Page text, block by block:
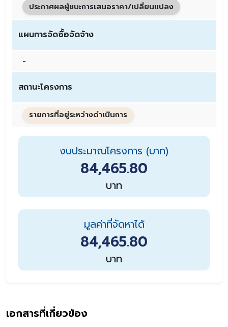
ประกาศผลผู้ชนะการเสนอราคา/เปลี่ยนแปลง
แผนการจัดซื้อจัดจ้าง
-
สถานะโครงการ
รายการที่อยู่ระหว่างดำเนินการ
งบประมาณโครงการ (บาท)
84,465.80
บาท
มูลค่าที่จัดหาได้
84,465.80
บาท
เอกสารที่เกี่ยวข้อง